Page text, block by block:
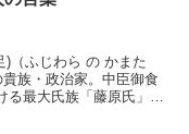
（ふじわら の かまた
族・政治家。中臣御食
る最大氏族「藤原氏」の